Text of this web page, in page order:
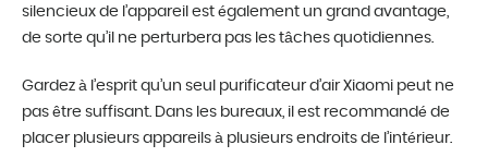
silencieux de l’appareil est également un grand avantage,
de sorte qu’il ne perturbera pas les tâches quotidiennes.
Gardez à l’esprit qu’un seul purificateur d’air Xiaomi peut ne
pas être suffisant. Dans les bureaux, il est recommandé de
placer plusieurs appareils à plusieurs endroits de l’intérieur.